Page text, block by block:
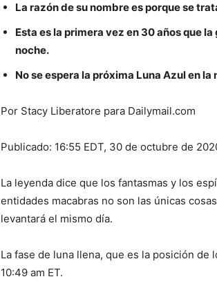
La razón de su nombre es porque se
Esta es la primera vez en 30 años que
noche.
No se espera la próxima Luna Azul en
Por Stacy Liberatore para Dailymail.com
Publicado: 16:55 EDT, 30 de octubre de
La leyenda dice que los fantasmas y los
entidades macabras no son las únicas
levantará el mismo día.
La fase de luna llena, que es la posición
10:49 am ET.